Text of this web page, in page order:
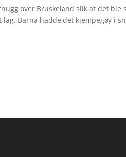
over Bruskeland slik at det
Barna hadde det kjempegøy i